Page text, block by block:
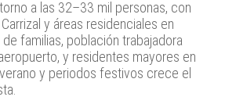
a las 32–33 mil personas, con
y áreas residenciales en
familias, población trabajadora
y residentes mayores en
y periodos festivos crece el